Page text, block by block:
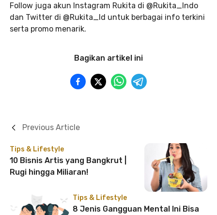
Follow juga akun Instagram Rukita di @Rukita_Indo
dan Twitter di @Rukita_Id untuk berbagai info terkini
serta promo menarik.
Bagikan artikel ini
Tips & Lifestyle
10 Bisnis Artis yang Bangkrut |
Rugi hingga Miliaran!
Previous Article
Tips & Lifestyle
8 Jenis Gangguan Mental Ini Bisa